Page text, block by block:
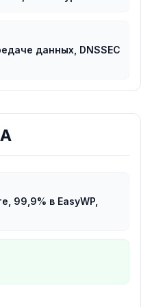
данных, DNSSEC
99,9% в EasyWP,